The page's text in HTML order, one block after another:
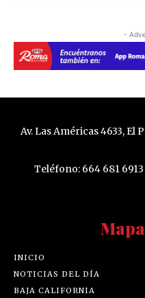
-
Av. Las Américas 4633, El
Teléfono: 664 681 6913
INICIO
NOTICIAS DEL DÍA
BAJA CALIFORNIA